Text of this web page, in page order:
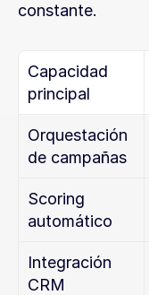
constante.
Capacidad
principal
Orquestación
de campañas
Scoring
automático
Integración
CRM